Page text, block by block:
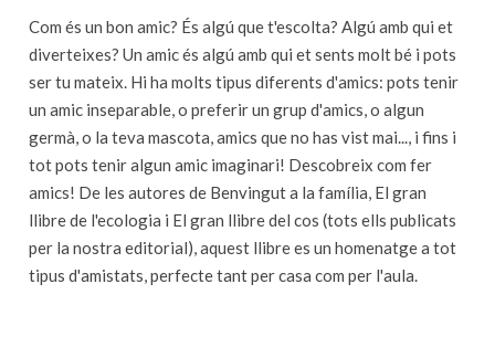
Com és un bon amic? És algú que t'escolta? Algú amb qui et
diverteixes? Un amic és algú amb qui et sents molt bé i pots
ser tu mateix. Hi ha molts tipus diferents d'amics: pots tenir
un amic inseparable, o preferir un grup d'amics, o algun
germà, o la teva mascota, amics que no has vist mai..., i fins i
tot pots tenir algun amic imaginari! Descobreix com fer
amics! De les autores de Benvingut a la família, El gran
llibre de l'ecologia i El gran llibre del cos (tots ells publicats
per la nostra editorial), aquest llibre es un homenatge a tot
tipus d'amistats, perfecte tant per casa com per l'aula.